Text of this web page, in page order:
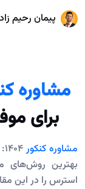
پیمان رحیم
مشاوره
برای
مشاوره کنکور
بهترین روش‌های
استرس را در این